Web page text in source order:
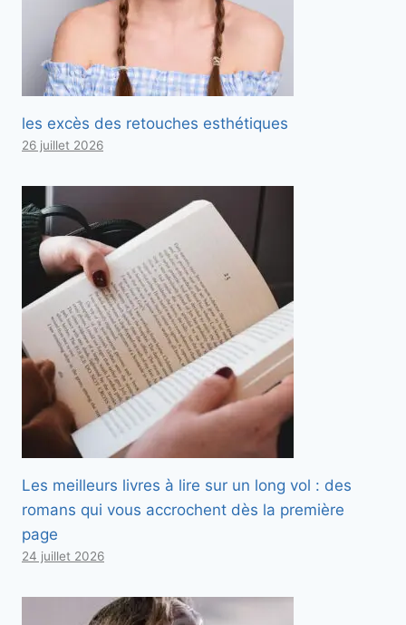
les excès des retouches esthétiques
26 juillet 2026
Les meilleurs livres à lire sur un long vol : des
romans qui vous accrochent dès la première
page
24 juillet 2026